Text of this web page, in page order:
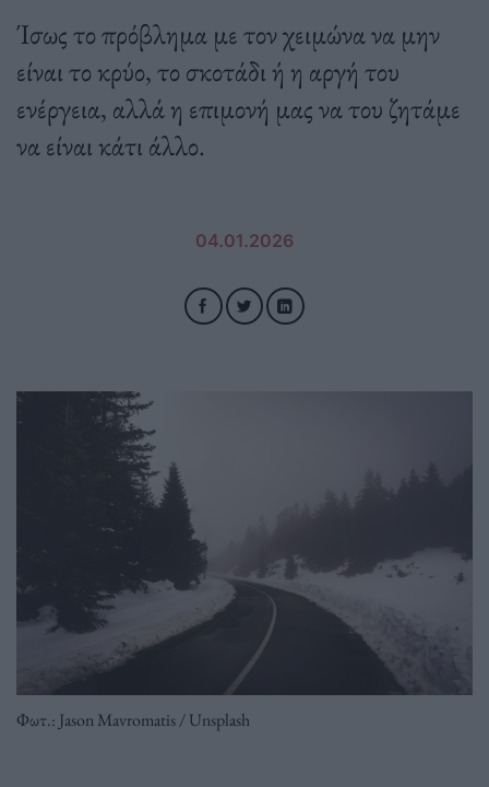
Ίσως το πρόβλημα με τον χειμώνα να μην
είναι το κρύο, το σκοτάδι ή η αργή του
ενέργεια, αλλά η επιμονή μας να του ζητάμε
να είναι κάτι άλλο.
04.01.2026
Φωτ.: Jason Mavromatis / Unsplash